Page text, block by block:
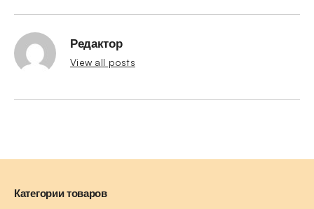
Редактор
View all posts
Категории товаров